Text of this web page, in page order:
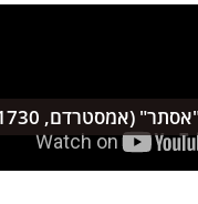
(אמסטרדם, 1730)